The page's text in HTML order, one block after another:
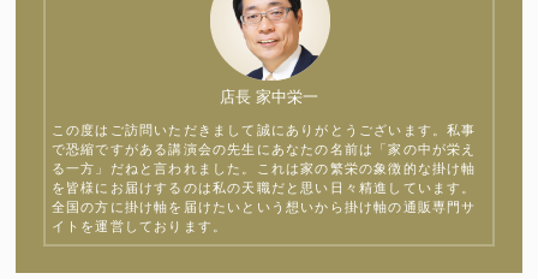
店長 家中栄一
この度はご訪問いただきまして誠にありがとうございます。私事
で恐縮ですがある講演会の先生にあなたの名前は「家の中が栄え
る一方」だねと言われました。これは家の繁栄の象徴的な掛け軸
を皆様にお届けするのは私の天職だと思い日々精進しています。
全国の方に掛け軸を届けたいという想いから掛け軸の通販専門サ
イトを運営しております。